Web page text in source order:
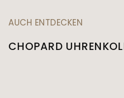
AUCH ENTDECKEN
CHOPARD